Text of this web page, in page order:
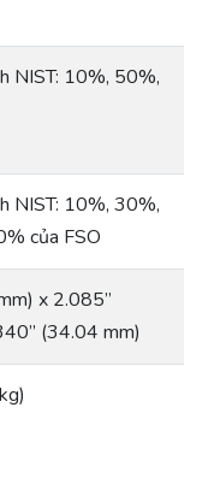
NIST: 10%, 50%,
NIST: 10%, 30%,
của FSO
x 2.085”
(34.04 mm)